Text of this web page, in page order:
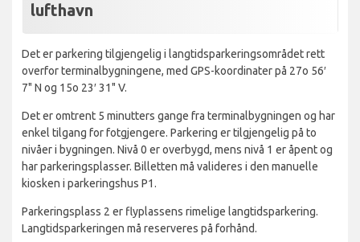
lufthavn
Det er parkering tilgjengelig i langtidsparkeringsområdet rett
overfor terminalbygningene, med GPS-koordinater på 27o 56′
7" N og 15o 23′ 31" V.
Det er omtrent 5 minutters gange fra terminalbygningen og har
enkel tilgang for fotgjengere. Parkering er tilgjengelig på to
nivåer i bygningen. Nivå 0 er overbygd, mens nivå 1 er åpent og
har parkeringsplasser. Billetten må valideres i den manuelle
kiosken i parkeringshus P1.
Parkeringsplass 2 er flyplassens rimelige langtidsparkering.
Langtidsparkeringen må reserveres på forhånd.